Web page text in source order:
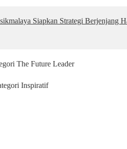
Siapkan Strategi Berjenjang
The Future Leader
Inspiratif